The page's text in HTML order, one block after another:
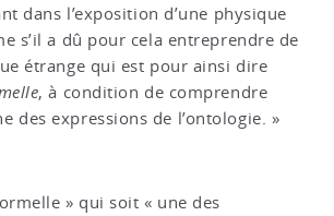
dans l’exposition d’une physique
s’il a dû pour cela entreprendre de
étrange qui est pour ainsi dire
, à condition de comprendre
des expressions de l’ontologie. »
» qui soit « une des